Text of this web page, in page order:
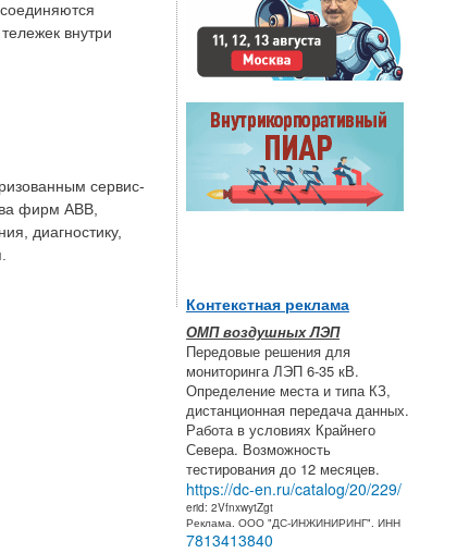
внутри
сервис-
фирм АВВ,
диагностику,
Контекстная реклама
ОМП воздушных ЛЭП
Передовые решения для
мониторинга ЛЭП 6-35 кВ.
Определение места и типа КЗ,
дистанционная передача данных.
Работа в условиях Крайнего
Севера. Возможность
тестирования до 12 месяцев.
https://dc-en.ru/catalog/20/229/
erid: 2VfnxwytZgt
Реклама. ООО "ДС-ИНЖИНИРИНГ". ИНН
7813413840